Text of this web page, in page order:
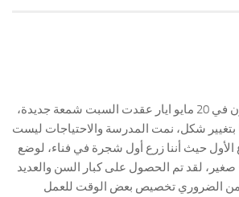
أيها العائلات، كما تعلمون في 20 مايو ايار عقدت السبت شمعة جديدة،
بتغيير شكل، نمت المدرسة والاحتياجات ليست
الأول حيث أننا زرع أول شجرة في فناء، لوضع
صغير، لقد تم الحصول على كبار السن والعديد
من الضروري تخصيص بعض الوقت للعمل